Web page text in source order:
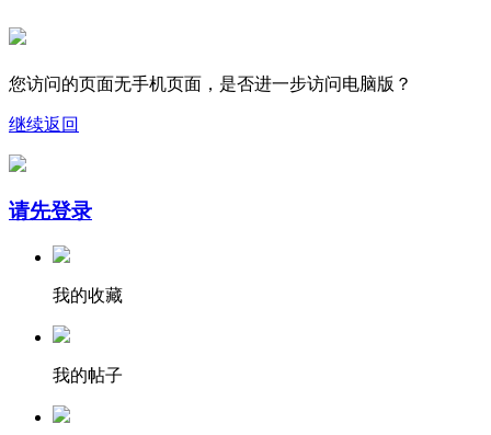
您访问的页面无手机页面，是否进一步访问电脑版？
继续返回
请先登录
我的收藏
我的帖子